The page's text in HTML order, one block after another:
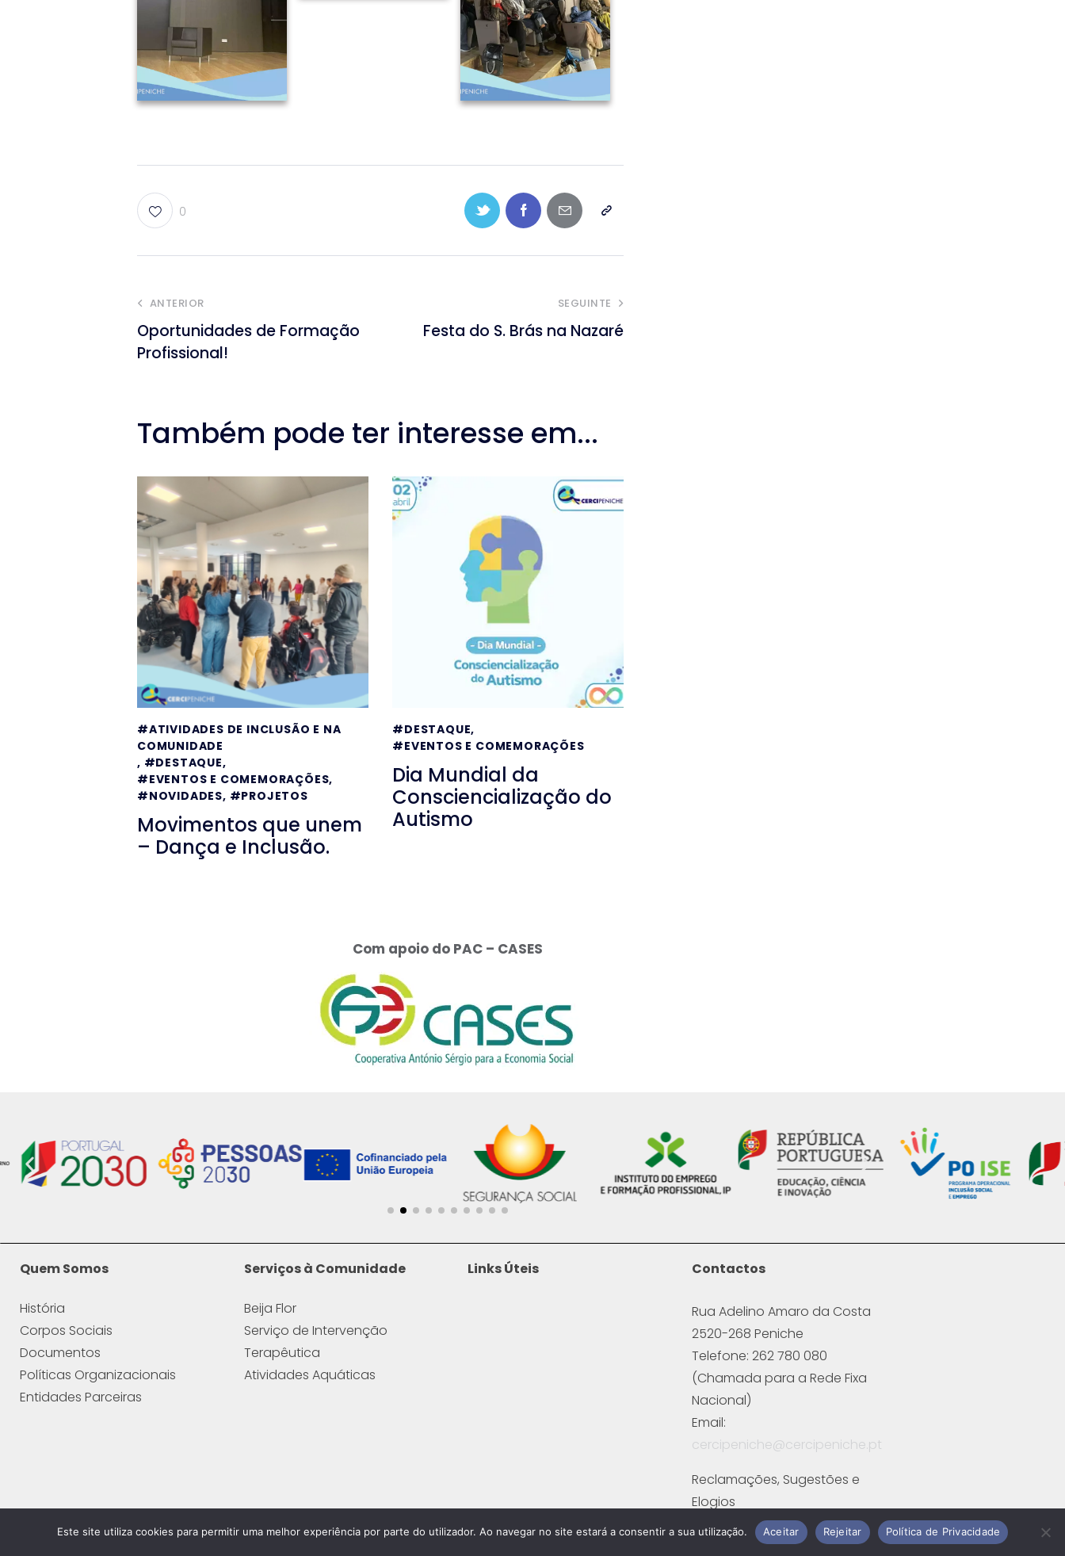
0
ANTERIOR
Oportunidades de Formação
Profissional!
SEGUINTE
Festa do S. Brás na Nazaré
Também pode ter interesse em...
#ATIVIDADES DE INCLUSÃO E NA
COMUNIDADE
, #DESTAQUE,
#EVENTOS E COMEMORAÇÕES,
#NOVIDADES, #PROJETOS
Movimentos que unem
– Dança e Inclusão.
#DESTAQUE,
#EVENTOS E COMEMORAÇÕES
Dia Mundial da
Consciencialização do
Autismo
Com apoio do PAC – CASES
Quem Somos
História
Corpos Sociais
Documentos
Políticas Organizacionais
Entidades Parceiras
Serviços à Comunidade
Beija Flor
Serviço de Intervenção
Terapêutica
Atividades Aquáticas
Links Úteis Contactos
Rua Adelino Amaro da Costa
2520-268 Peniche
Telefone: 262 780 080
(Chamada para a Rede Fixa
Nacional)
Email:
cercipeniche@cercipeniche.pt
Reclamações, Sugestões e
Elogios
Ficha de Candidatura
Ficha de Contacto
Este site utiliza cookies para permitir uma melhor experiência por parte do utilizador. Ao navegar no site estará a consentir a sua utilização. Aceitar Rejeitar Política de Privacidade